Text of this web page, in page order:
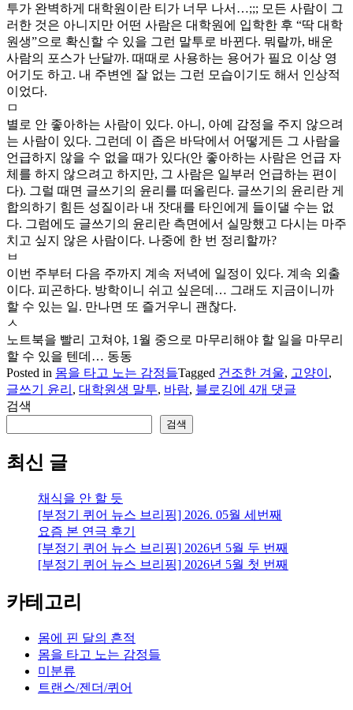
투가 완벽하게 대학원이란 티가 너무 나서…;;; 모든 사람이 그
러한 것은 아니지만 어떤 사람은 대학원에 입학한 후 “딱 대학
원생”으로 확신할 수 있을 그런 말투로 바뀐다. 뭐랄까, 배운
사람의 포스가 난달까. 때때로 사용하는 용어가 필요 이상 영
어기도 하고. 내 주변엔 잘 없는 그런 모습이기도 해서 인상적
이었다.
ㅁ
별로 안 좋아하는 사람이 있다. 아니, 아예 감정을 주지 않으려
는 사람이 있다. 그런데 이 좁은 바닥에서 어떻게든 그 사람을
언급하지 않을 수 없을 때가 있다(안 좋아하는 사람은 언급 자
체를 하지 않으려고 하지만, 그 사람은 일부러 언급하는 편이
다). 그럴 때면 글쓰기의 윤리를 떠올린다. 글쓰기의 윤리란 게
합의하기 힘든 성질이라 내 잣대를 타인에게 들이댈 수는 없
다. 그럼에도 글쓰기의 윤리란 측면에서 실망했고 다시는 마주
치고 싶지 않은 사람이다. 나중에 한 번 정리할까?
ㅂ
이번 주부터 다음 주까지 계속 저녁에 일정이 있다. 계속 외출
이다. 피곤하다. 방학이니 쉬고 싶은데… 그래도 지금이니까
할 수 있는 일. 만나면 또 즐거우니 괜찮다.
ㅅ
노트북을 빨리 고쳐야, 1월 중으로 마무리해야 할 일을 마무리
할 수 있을 텐데… 동동
Posted in 몸을 타고 노는 감정들Tagged 건조한 겨울, 고양이 ,
글쓰기 윤리 , 대학원생 말투, 바람, 블로깅잡
에 4개 댓글
검색
검색
최신 글
채식을 안 할 듯
[부정기 퀴어 뉴스 브리핑] 2026. 05월 세번째
요즘 본 연극 후기
[부정기 퀴어 뉴스 브리핑] 2026년 5월 두 번째
[부정기 퀴어 뉴스 브리핑] 2026년 5월 첫 번째
카테고리
몸에 핀 달의 흔적
몸을 타고 노는 감정들
미분류
트랜스/젠더/퀴어